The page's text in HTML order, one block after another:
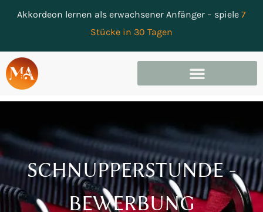
Akkordeon lernen als erwachsener Anfänger – spiele 7
Stücke in 30 Tagen
SCHNUPPERSTUNDE -
BEWERBUNG